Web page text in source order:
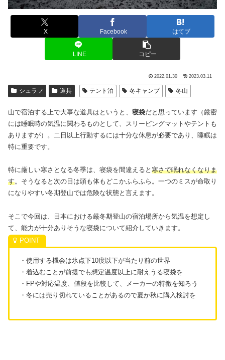
X Facebook はてブ
LINE コピー
2022.01.30 2023.03.11
シュラフ 道具 テント泊 冬キャンプ 冬山
山で宿泊する上で大事な道具はというと、 寝袋だと思っています（厳密
には睡眠時の気温に関わるものとして、スリーピングマットやテントも
ありますが）。二日以上行動するには十分な休息が必要であり、睡眠は
特に重要です。
特に厳しい寒さとなる冬季は、寝袋を間違えると 寒さで眠れなくなりま
す。そうなると次の日は頭も体もどこかふらふら。一つのミスが命取り
になりやすい冬期登山では危険な状態と言えます。
そこで今回は、日本における厳冬期登山の宿泊場所から気温を想定し
て、能力が十分ありそうな寝袋について紹介していきます。
・使用する機会は氷点下10度以下が当たり前の世界
・着込むことが前提でも想定温度以上に耐えうる寝袋を
・FPや対応温度、値段を比較して、メーカーの特徴を知ろう
・冬には売り切れていることがあるので夏か秋に購入検討を